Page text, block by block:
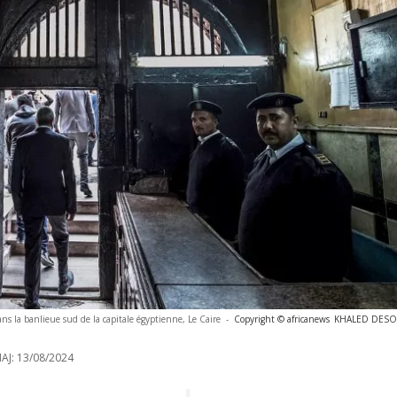
la banlieue sud de la capitale égyptienne, Le Caire - Copyright © africanews KHALED
13/08/2024